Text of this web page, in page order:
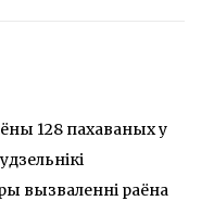
128 пахаваных у
вызваленні раёна